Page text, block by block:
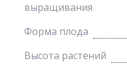
выращивания
Форма плода
Высота растений